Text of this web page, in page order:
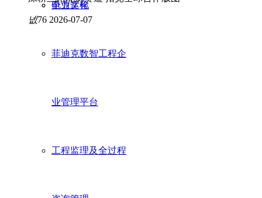
企业文化
电力运检
菲迪克数智工程企
业管理平台
工程监理及全过程
넶76 2026-07-07